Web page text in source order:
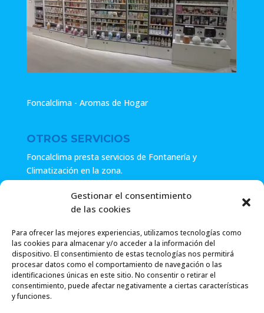
Gestionar el consentimiento
de las cookies
Para ofrecer las mejores experiencias, utilizamos tecnologías como
las cookies para almacenar y/o acceder a la información del
dispositivo. El consentimiento de estas tecnologías nos permitirá
procesar datos como el comportamiento de navegación o las
identificaciones únicas en este sitio. No consentir o retirar el
consentimiento, puede afectar negativamente a ciertas características
y funciones.
Foncalclima - Aromas de Hogar
OTROS SERVICIOS
Foncalclima presta servicios de Fontanería y
Climatización en la zona.
Especialistas en sistemas de Osmosis.
Pide presupuesto sin compromiso o llámanos y haz tu
consulta.